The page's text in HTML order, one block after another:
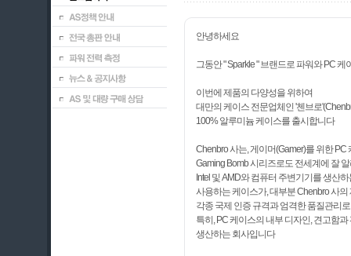
안녕하세요
그동안 " Sparkle " 브랜드로 파워와 PC
이번에 제품의 다양성을 위하여
대만의 케이스 전문업체인 '첸브로
100% 알루미늄 케이스를 출시합니다
Chenbro 사는, 게이머(Gamer)를 위한
Gaming Bomb 시리즈로도 전세계에 잘
Intel 및 AMD와 컴퓨터 주변기기를 생산
사용하는 케이스가, 대부분 Chenbro 사의
각종 국제 인증 규격과 엄격한 품질관리
특히, PC 케이스의 내부 디자인, 견고함
생산하는 회사입니다